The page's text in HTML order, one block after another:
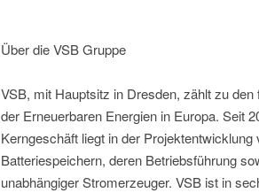
Über die VSB Gruppe
VSB, mit Hauptsitz in Dresden, zählt zu
der Erneuerbaren Energien in Europa. Seit
Kerngeschäft liegt in der
Batteriespeichern, deren Betriebsführung
unabhängiger Stromerzeuger. VSB ist in